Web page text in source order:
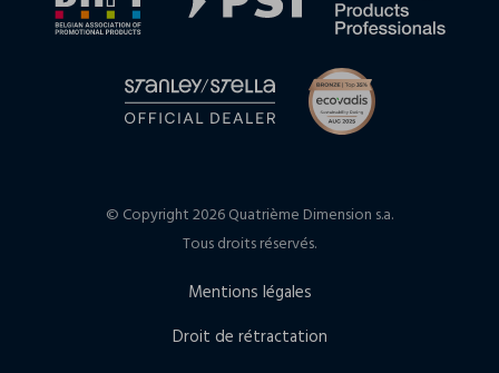
© Copyright 2026 Quatrième Dimension s.a.
Tous droits réservés.
Mentions légales
Droit de rétractation